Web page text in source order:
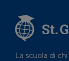
La scuola di